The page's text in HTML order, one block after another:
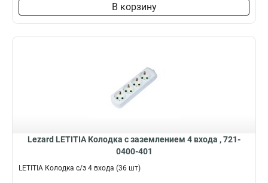
В корзину
Lezard LETITIA Колодка с заземлением 4 входа , 721-
0400-401
LETITIA Колодка с/з 4 входа (36 шт)